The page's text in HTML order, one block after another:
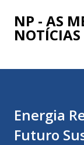
NP - AS
NOTÍCIAS
Energia
Futuro